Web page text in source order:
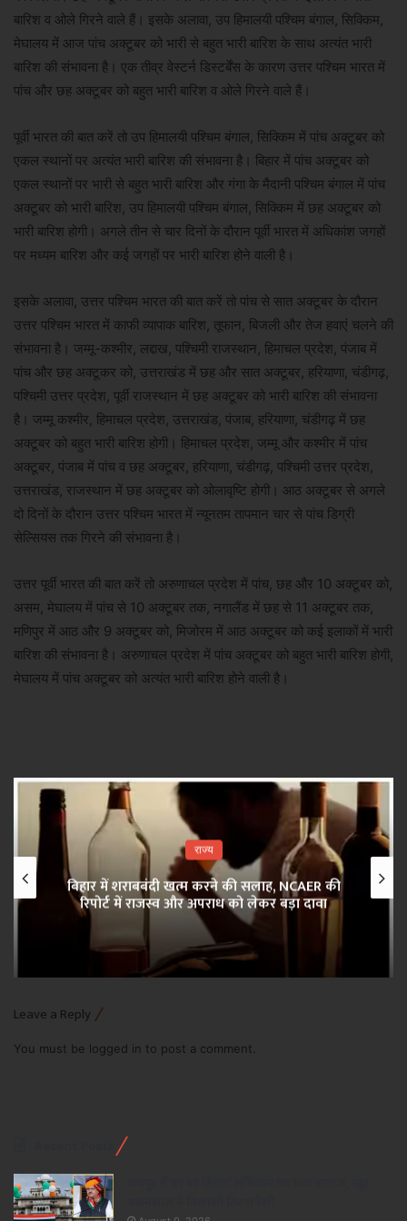
बारिश व ओले गिरने वाले हैं। इसके अलावा, उप हिमालयी पश्चिम बंगाल, सिक्किम,
मेघालय में आज पांच अक्टूबर को भारी से बहुत भारी बारिश के साथ अत्यंत भारी
बारिश की संभावना है। एक तीव्र वेस्टर्न डिस्टर्बेंस के कारण उत्तर पश्चिम भारत में
पांच और छह अक्टूबर को बहुत भारी बारिश व ओले गिरने वाले हैं।
पूर्वी भारत की बात करें तो उप हिमालयी पश्चिम बंगाल, सिक्किम में पांच अक्टूबर को
एकल स्थानों पर अत्यंत भारी बारिश की संभावना है। बिहार में पांच अक्टूबर को
एकल स्थानों पर भारी से बहुत भारी बारिश और गंगा के मैदानी पश्चिम बंगाल में पांच
अक्टूबर को भारी बारिश, उप हिमालयी पश्चिम बंगाल, सिक्किम में छह अक्टूबर को
भारी बारिश होगी। अगले तीन से चार दिनों के दौरान पूर्वी भारत में अधिकांश जगहों
पर मध्यम बारिश और कई जगहों पर भारी बारिश होने वाली है।
इसके अलावा, उत्तर पश्चिम भारत की बात करें तो पांच से सात अक्टूबर के दौरान
उत्तर पश्चिम भारत में काफी व्यापाक बारिश, तूफान, बिजली और तेज हवाएं चलने की
संभावना है। जम्मू-कश्मीर, लद्दाख, पश्चिमी राजस्थान, हिमाचल प्रदेश, पंजाब में
पांच और छह अक्टूकर को, उत्तराखंड में छह और सात अक्टूबर, हरियाणा, चंडीगढ़,
पश्चिमी उत्तर प्रदेश, पूर्वी राजस्थान में छह अक्टूबर को भारी बारिश की संभावना
है। जम्मू कश्मीर, हिमाचल प्रदेश, उत्तराखंड, पंजाब, हरियाणा, चंडीगढ़ में छह
अक्टूबर को बहुत भारी बारिश होगी। हिमाचल प्रदेश, जम्मू और कश्मीर में पांच
अक्टूबर, पंजाब में पांच व छह अक्टूबर, हरियाणा, चंडीगढ़, पश्चिमी उत्तर प्रदेश,
उत्तराखंड, राजस्थान में छह अक्टूबर को ओलावृष्टि होगी। आठ अक्टूबर से अगले
दो दिनों के दौरान उत्तर पश्चिम भारत में न्यूनतम तापमान चार से पांच डिग्री
सेल्सियस तक गिरने की संभावना है।
उत्तर पूर्वी भारत की बात करें तो अरुणाचल प्रदेश में पांच, छह और 10 अक्टूबर को,
असम, मेघालय में पांच से 10 अक्टूबर तक, नगालैंड में छह से 11 अक्टूबर तक,
मणिपुर में आठ और 9 अक्टूबर को, मिजोरम में आठ अक्टूबर को कई इलाकों में भारी
बारिश की संभावना है। अरुणाचल प्रदेश में पांच अक्टूबर को बहुत भारी बारिश होगी,
मेघालय में पांच अक्टूबर को अत्यंत भारी बारिश होने वाली है।
राज्य
बिहार में शराबबंदी खत्म करने की सलाह, NCAER की
रिपोर्ट में राजस्व और अपराध को लेकर बड़ा दावा
Leave a Reply
You must be logged in to post a comment.